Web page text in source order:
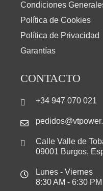
Condiciones
Política de Cookies
Política de Privacidad
Garantías
CONTACTO
+34 947 070 021
Calle Valle de
09001 Burgos,
Lunes - Viernes
8:30 AM - 6:30 PM